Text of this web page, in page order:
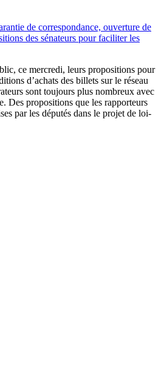
de correspondance, ouverture de
des sénateurs pour faciliter les
ce mercredi, leurs propositions pour
d’achats des billets sur le réseau
sont toujours plus nombreux avec
Des propositions que les rapporteurs
par les députés dans le projet de loi-